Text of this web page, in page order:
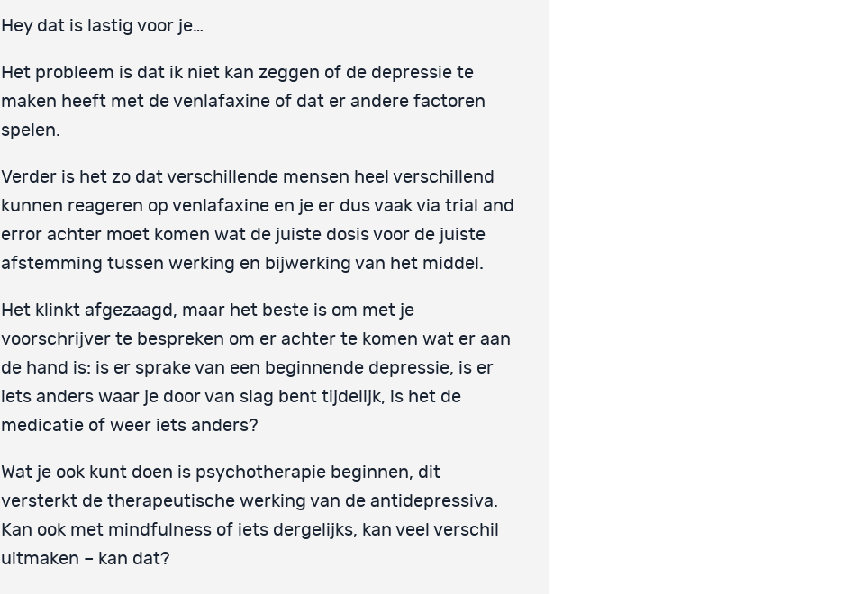
Hey dat is lastig voor je…
Het probleem is dat ik niet kan zeggen of de depressie te
maken heeft met de venlafaxine of dat er andere factoren
spelen.
Verder is het zo dat verschillende mensen heel verschillend
kunnen reageren op venlafaxine en je er dus vaak via trial and
error achter moet komen wat de juiste dosis voor de juiste
afstemming tussen werking en bijwerking van het middel.
Het klinkt afgezaagd, maar het beste is om met je
voorschrijver te bespreken om er achter te komen wat er aan
de hand is: is er sprake van een beginnende depressie, is er
iets anders waar je door van slag bent tijdelijk, is het de
medicatie of weer iets anders?
Wat je ook kunt doen is psychotherapie beginnen, dit
versterkt de therapeutische werking van de antidepressiva.
Kan ook met mindfulness of iets dergelijks, kan veel verschil
uitmaken – kan dat?